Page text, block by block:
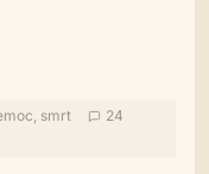
smrt
24